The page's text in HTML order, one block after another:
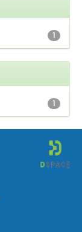
1
1